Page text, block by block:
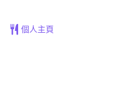
個人主頁